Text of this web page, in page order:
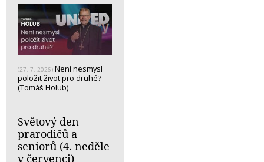
(27. 7. 2026) Není nesmysl
položit život pro druhé?
(Tomáš Holub)
Světový den
prarodičů a
seniorů (4. neděle
v červenci)